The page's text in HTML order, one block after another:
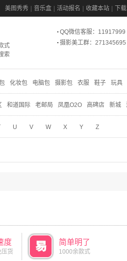
美图秀秀 音乐盒 活动报名 收藏本站 下
式
索
QQ微信客服：11917999
摄影美工群：271345695
化妆包 电脑包 摄影包 衣服 鞋子 玩具
和道国际 老邮局 凤凰O2O 高碑店 新城
U V W X Y Z
度
压货
简单明了
1000余款式